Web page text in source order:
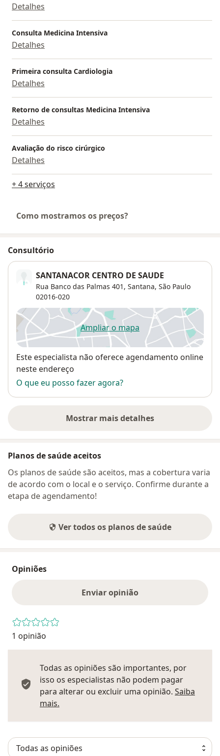
Detalhes
Consulta Medicina Intensiva
Detalhes
Primeira consulta Cardiologia
Detalhes
Retorno de consultas Medicina Intensiva
Detalhes
Avaliação do risco cirúrgico
Detalhes
+ 4 serviços
Como mostramos os preços?
Consultório
SANTANACOR CENTRO DE SAUDE
Rua Banco das Palmas 401, Santana, São Paulo
02016-020
Ampliar o mapaabre num novo separador
Disponibilidade
Este especialista não oferece agendamento online
neste endereço
O que eu posso fazer agora?
Mostrar mais detalhes
sobre o endereço
Planos de saúde aceitos
Os planos de saúde são aceitos, mas a cobertura varia
de acordo com o local e o serviço. Confirme durante a
etapa de agendamento!
Ver todos os planos de saúde
Opiniões
Enviar opinião
1 opinião
Todas as opiniões são importantes, por
isso os especialistas não podem pagar
para alterar ou excluir uma opinião. Saiba
mais.